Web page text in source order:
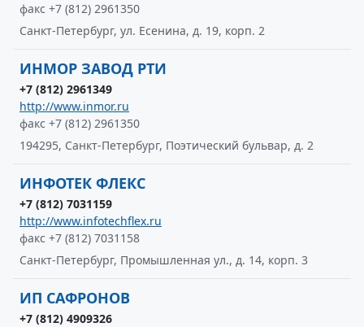
факс +7 (812) 2961350
Санкт-Петербург, ул. Есенина, д. 19, корп. 2
ИНМОР ЗАВОД РТИ
+7 (812) 2961349
http://www.inmor.ru
факс +7 (812) 2961350
194295, Санкт-Петербург, Поэтический бульвар, д. 2
ИНФОТЕК ФЛЕКС
+7 (812) 7031159
http://www.infotechflex.ru
факс +7 (812) 7031158
Санкт-Петербург, Промышленная ул., д. 14, корп. 3
ИП САФРОНОВ
+7 (812) 4909326